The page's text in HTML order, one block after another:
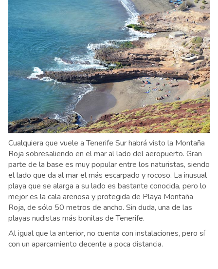
Cualquiera que vuele a Tenerife Sur habrá visto la Montaña
Roja sobresaliendo en el mar al lado del aeropuerto. Gran
parte de la base es muy popular entre los naturistas, siendo
el lado que da al mar el más escarpado y rocoso. La inusual
playa que se alarga a su lado es bastante conocida, pero lo
mejor es la cala arenosa y protegida de Playa Montaña
Roja, de sólo 50 metros de ancho. Sin duda, una de las
playas nudistas más bonitas de Tenerife.
Al igual que la anterior, no cuenta con instalaciones, pero sí
con un aparcamiento decente a poca distancia.